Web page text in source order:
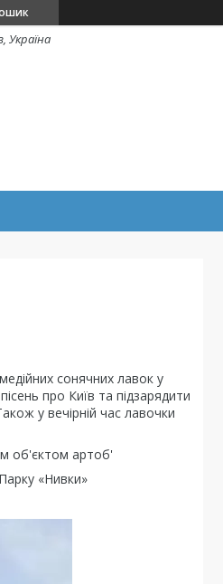
Україна
сонячних лавок у
про Київ та підзарядити
у вечірній час лавочки
об'єктом артоб'
«Нивки»